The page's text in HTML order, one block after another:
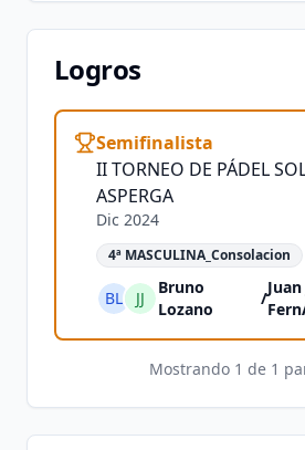
Logros
Semifinalista
II TORNEO DE PÁDEL
ASPERGA
Dic 2024
4ª MASCULINA_Consolacion
BL JJ
Bruno
Lozano
/
Mostrando 1 de 1